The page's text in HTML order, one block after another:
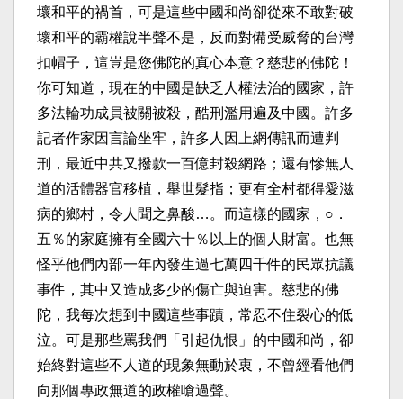
壞和平的禍首，可是這些中國和尚卻從來不敢對破
壞和平的霸權說半聲不是，反而對備受威脅的台灣
扣帽子，這豈是您佛陀的真心本意？慈悲的佛陀！
你可知道，現在的中國是缺乏人權法治的國家，許
多法輪功成員被關被殺，酷刑濫用遍及中國。許多
記者作家因言論坐牢，許多人因上網傳訊而遭判
刑，最近中共又撥款一百億封殺網路；還有慘無人
道的活體器官移植，舉世髮指；更有全村都得愛滋
病的鄉村，令人聞之鼻酸…。而這樣的國家，○．
五％的家庭擁有全國六十％以上的個人財富。也無
怪乎他們內部一年內發生過七萬四千件的民眾抗議
事件，其中又造成多少的傷亡與迫害。慈悲的佛
陀，我每次想到中國這些事蹟，常忍不住裂心的低
泣。可是那些罵我們「引起仇恨」的中國和尚，卻
始終對這些不人道的現象無動於衷，不曾經看他們
向那個專政無道的政權嗆過聲。